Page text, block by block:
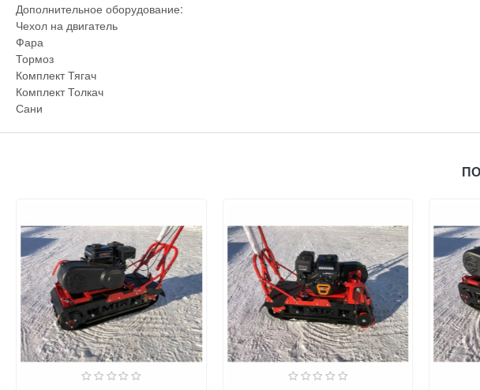
Дополнительное оборудование:
Чехол на двигатель
Фара
Тормоз
Комплект Тягач
Комплект Толкач
Сани